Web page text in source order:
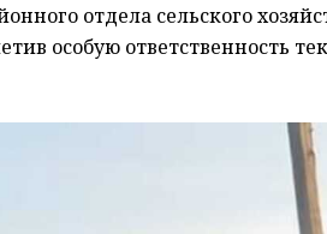
отдела сельского
особую ответственность